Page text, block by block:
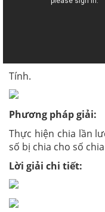
Tính.
Phương pháp giải:
Thực hiện chia lần
số bị chia cho số chia
Lời giải chi tiết: